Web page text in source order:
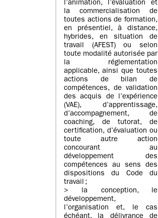
l’animation, l’évaluation et
la commercialisation de
toutes actions de formation,
en présentiel, à distance,
hybrides, en situation de
travail (AFEST) ou selon
toute modalité autorisée par
la réglementation
applicable, ainsi que toutes
actions de bilan de
compétences, de validation
des acquis de l’expérience
(VAE), d’apprentissage,
d’accompagnement, de
coaching, de tutorat, de
certification, d’évaluation ou
toute autre action
concourant au
développement des
compétences au sens des
dispositions du Code du
travail ;
> la conception, le
développement,
l’organisation et, le cas